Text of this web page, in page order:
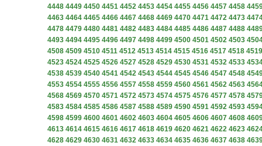
4448 4449 4450 4451 4452 4453 4454 4455 4456 4457 4458
4463 4464 4465 4466 4467 4468 4469 4470 4471 4472 4473
4478 4479 4480 4481 4482 4483 4484 4485 4486 4487 4488
4493 4494 4495 4496 4497 4498 4499 4500 4501 4502 4503
4508 4509 4510 4511 4512 4513 4514 4515 4516 4517 4518 4519
4523 4524 4525 4526 4527 4528 4529 4530 4531 4532 4533
4538 4539 4540 4541 4542 4543 4544 4545 4546 4547 4548
4553 4554 4555 4556 4557 4558 4559 4560 4561 4562 4563
4568 4569 4570 4571 4572 4573 4574 4575 4576 4577 4578
4583 4584 4585 4586 4587 4588 4589 4590 4591 4592 4593
4598 4599 4600 4601 4602 4603 4604 4605 4606 4607 4608
4613 4614 4615 4616 4617 4618 4619 4620 4621 4622 4623
4628 4629 4630 4631 4632 4633 4634 4635 4636 4637 4638